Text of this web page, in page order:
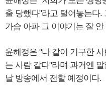
출 당했다"라고 털어놓는다
가슴 아파 그 이야기는 잘
윤해정은 "나 같이 기구한
는 사람 같다"라며 과거엔
날 방송에서 전할 예정이다.